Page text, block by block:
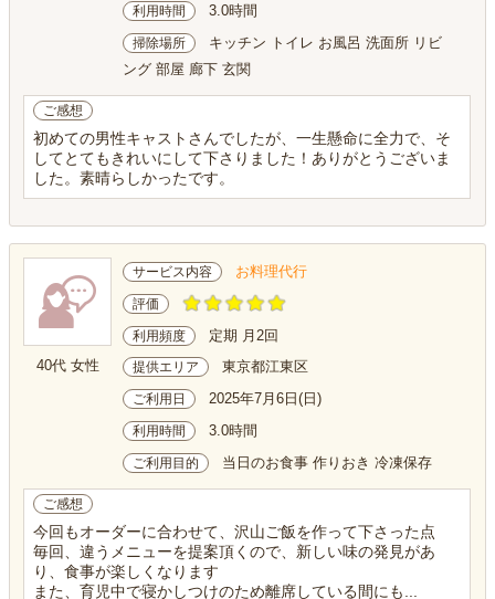
利用時間 3.0時間
掃除場所
キッチン トイレ お風呂 洗面所 リビ
ング 部屋 廊下 玄関
ご感想
初めての男性キャストさんでしたが、一生懸命に全力で、そ
してとてもきれいにして下さりました！ありがとうございま
した。素晴らしかったです。
40代 女性
サービス内容 お料理代行
評価
利用頻度 定期 月2回
提供エリア 東京都江東区
ご利用日 2025年7月6日(日)
利用時間 3.0時間
ご利用目的 当日のお食事 作りおき 冷凍保存
ご感想
今回もオーダーに合わせて、沢山ご飯を作って下さった点
毎回、違うメニューを提案頂くので、新しい味の発見があ
り、食事が楽しくなります
また、育児中で寝かしつけのため離席している間にも...